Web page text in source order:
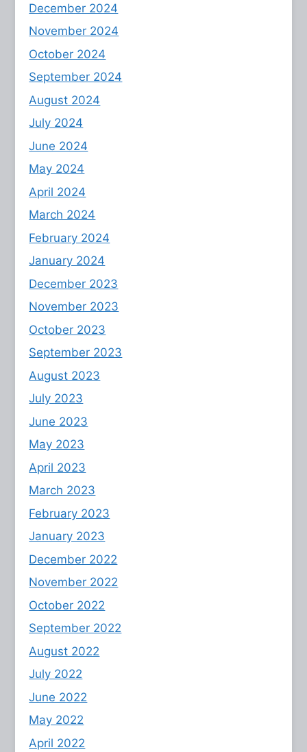
December 2024
November 2024
October 2024
September 2024
August 2024
July 2024
June 2024
May 2024
April 2024
March 2024
February 2024
January 2024
December 2023
November 2023
October 2023
September 2023
August 2023
July 2023
June 2023
May 2023
April 2023
March 2023
February 2023
January 2023
December 2022
November 2022
October 2022
September 2022
August 2022
July 2022
June 2022
May 2022
April 2022